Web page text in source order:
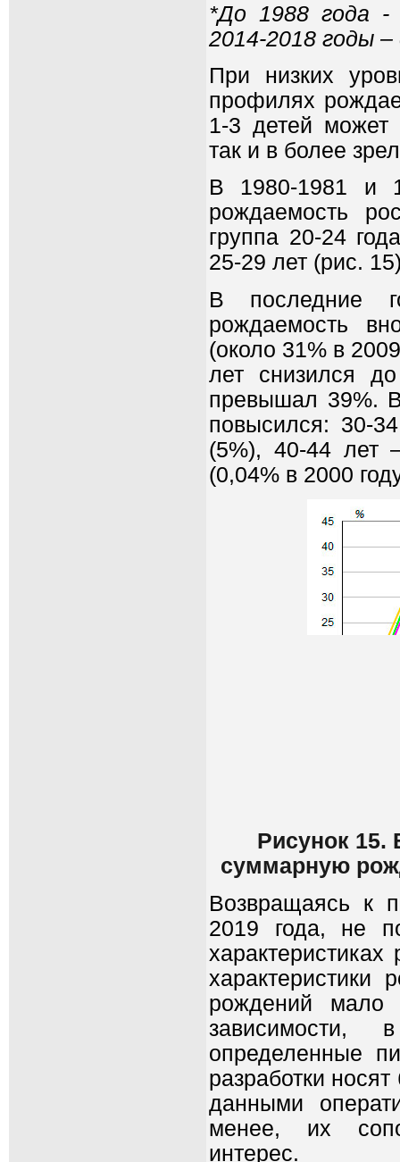
*До 1988 года -
2014-2018 годы
При низких
профилях
1-3 детей может
так и в более
В 1980-1981 и
рождаемость
группа 20-24
25-29 лет (рис.
В последние
рождаемость
(около 31% в
лет снизился
превышал 39%.
повысился: 30-
(5%), 40-44 лет
(0,04% в 2000
Рисунок 15.
суммарную
Возвращаясь к
2019 года, не
рождений мало
зависимости,
определенные
разработки
данными
менее, их
интерес.